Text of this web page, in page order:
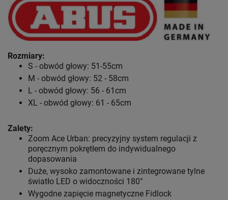
Rozmiary:
S - obwód głowy: 51-55cm
M - obwód głowy: 52 - 58cm
L - obwód głowy: 56 - 61cm
XL - obwód głowy: 61 - 65cm
Zalety:
Zoom Ace Urban: precyzyjny system regulacji z
poręcznym pokrętłem do indywidualnego
dopasowania
Duże, wysoko zamontowane i zintegrowane tylne
światło LED o widoczności 180°
Wygodne zapięcie magnetyczne Fidlock